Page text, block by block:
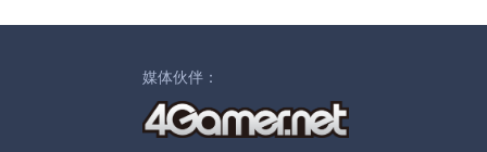
媒体伙伴：